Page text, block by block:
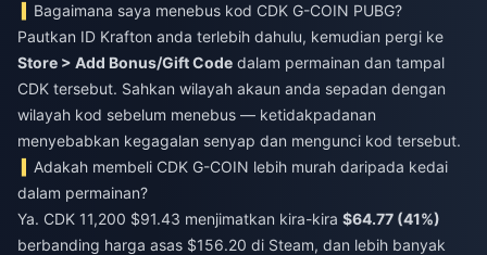
Bagaimana saya menebus kod CDK G-COIN PUBG?
Pautkan ID Krafton anda terlebih dahulu, kemudian pergi ke
Store > Add Bonus/Gift Code dalam permainan dan tampal
CDK tersebut. Sahkan wilayah akaun anda sepadan dengan
wilayah kod sebelum menebus — ketidakpadanan
menyebabkan kegagalan senyap dan mengunci kod tersebut.
Adakah membeli CDK G-COIN lebih murah daripada kedai
dalam permainan?
Ya. CDK 11,200 $91.43 menjimatkan kira-kira $64.77 (41%)
berbanding harga asas $156.20 di Steam, dan lebih banyak